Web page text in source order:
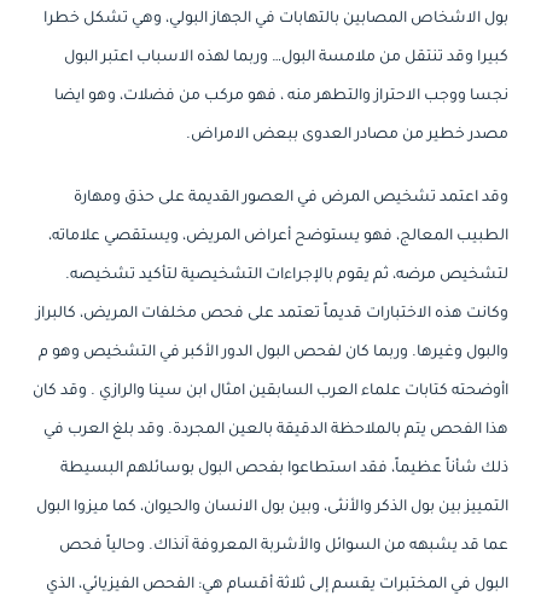
بول الاشخاص المصابين بالتهابات في الجهاز البولي، وهي تشكل خطرا
كبيرا وقد تنتقل من ملامسة البول… وربما لهذه الاسباب اعتبر البول
نجسا ووجب الاحتراز والتطهر منه ، فهو مركب من فضلات، وهو ايضا
مصدر خطير من مصادر العدوى ببعض الامراض.
وقد اعتمد تشخيص المرض في العصور القديمة على حذق ومهارة
الطبيب المعالج، فهو يستوضح أعراض المريض، ويستقصي علاماته،
لتشخيص مرضه، ثم يقوم بالإجراءات التشخيصية لتأكيد تشخيصه.
وكانت هذه الاختبارات قديماً تعتمد على فحص مخلفات المريض، كالبراز
والبول وغيرها. وربما كان لفحص البول الدور الأكبر في التشخيص وهو م
اأوضحته كتابات علماء العرب السابقين امثال ابن سينا والرازي . وقد كان
هذا الفحص يتم بالملاحظة الدقيقة بالعين المجردة. وقد بلغ العرب في
ذلك شأناً عظيماً، فقد استطاعوا بفحص البول بوسائلهم البسيطة
التمييز بين بول الذكر والأنثى، وبين بول الانسان والحيوان، كما ميزوا البول
عما قد يشبهه من السوائل والأشربة المعروفة آنذاك. وحالياً فحص
البول في المختبرات يقسم إلى ثلاثة أقسام هي: الفحص الفيزيائي، الذي